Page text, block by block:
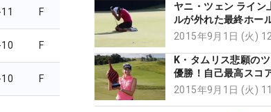
F
10 F
10 F
ヤニ・ツェン ライン
ルが外れた最終ホー
パットを決めに戻っ
2015年9月1日 (火)
K・タムリス悲願の
優勝！自己最高スコ
た長い日曜日
2015年9月1日 (火)